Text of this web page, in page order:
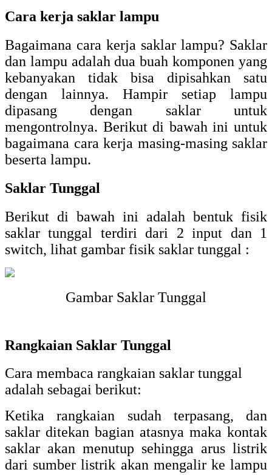
Cara kerja saklar lampu
Bagaimana cara kerja saklar lampu? Saklar
dan lampu adalah dua buah komponen yang
kebanyakan tidak bisa dipisahkan satu
dengan lainnya. Hampir setiap lampu
dipasang dengan saklar untuk
mengontrolnya. Berikut di bawah ini untuk
bagaimana cara kerja masing-masing saklar
beserta lampu.
Saklar Tunggal
Berikut di bawah ini adalah bentuk fisik
saklar tunggal terdiri dari 2 input dan 1
switch, lihat gambar fisik saklar tunggal :
Gambar Saklar Tunggal
Rangkaian Saklar Tunggal
Cara membaca rangkaian saklar tunggal
adalah sebagai berikut:
Ketika rangkaian sudah terpasang, dan
saklar ditekan bagian atasnya maka kontak
saklar akan menutup sehingga arus listrik
dari sumber listrik akan mengalir ke lampu